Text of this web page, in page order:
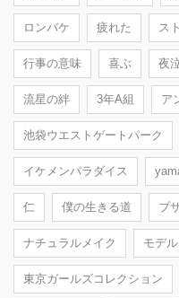
ロンバケ 疲れた ス
行事の意味 喜ぶ 夜
流星の絆 3年A組 ア
池袋ウエストゲートパーク
イケメンパラダイス
仁 僕の生きる道 ブ
ナチュラルメイク モデ
東京ガールズコレクション